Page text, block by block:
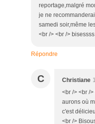
reportage,malgré
je ne
samedi soir,même
<br /> <br />
Répondre
C Christiane
<br /> <br /
aurons où
c'est
<br />